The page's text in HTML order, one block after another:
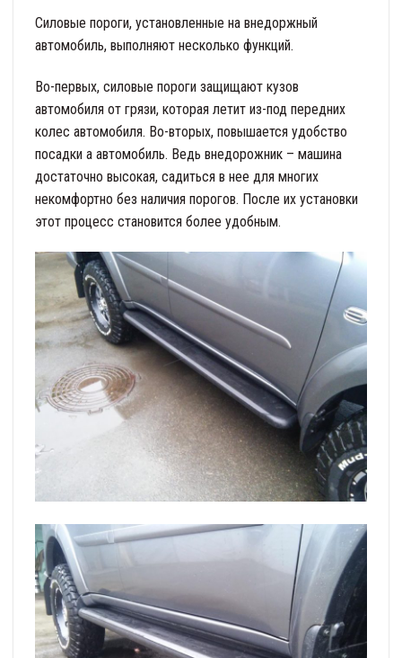
Силовые пороги, установленные на внедоржный
автомобиль, выполняют несколько функций.
Во-первых, силовые пороги защищают кузов
автомобиля от грязи, которая летит из-под передних
колес автомобиля. Во-вторых, повышается удобство
посадки а автомобиль. Ведь внедорожник – машина
достаточно высокая, садиться в нее для многих
некомфортно без наличия порогов. После их установки
этот процесс становится более удобным.